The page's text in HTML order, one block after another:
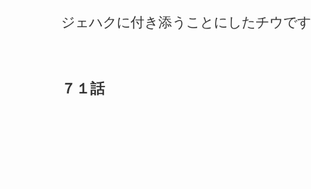
ジェハクに付き添うことにしたチウで
７１話